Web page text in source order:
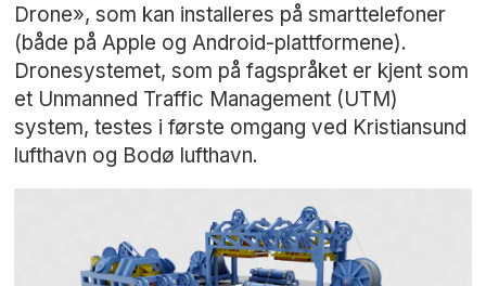
Drone», som kan installeres på smarttelefoner
(både på Apple og Android-plattformene).
Dronesystemet, som på fagspråket er kjent som
et Unmanned Traffic Management (UTM)
system, testes i første omgang ved Kristiansund
lufthavn og Bodø lufthavn.